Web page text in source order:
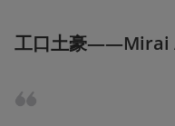
工口土豪——Mirai